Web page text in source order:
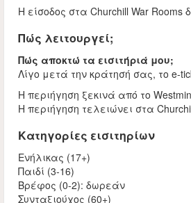
Η είσοδος στα Churchill War
Πώς λειτουργεί;
Πώς αποκτώ τα εισιτήριά μου;
Λίγο μετά την κράτησή σας, το e-
Η περιήγηση ξεκινά από το
Η περιήγηση τελειώνει στα
Κατηγορίες εισιτηρίων
Ενήλικας (17+)
Παιδί (3-16)
Βρέφος (0-2): δωρεάν
Συνταξιούχος (60+)